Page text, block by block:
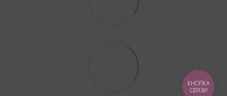
КНОПКА
СВЯЗИ